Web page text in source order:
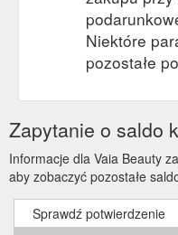
Niektóre
pozostałe
Zapytanie o saldo
Informacje dla Vaia Beauty
aby zobaczyć pozostałe
Sprawdź potwierdzenie